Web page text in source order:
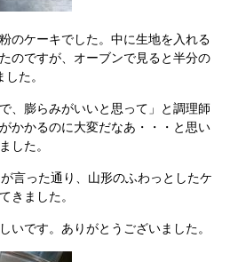
のケーキでした。中に生地を入れる
のですが、オーブンで見ると半分の
た。
、膨らみがいいと思って」と調理師
かかるのに大変だなあ・・・と思い
した。
言った通り、山形のふわっとしたケ
きました。
いです。ありがとうございました。